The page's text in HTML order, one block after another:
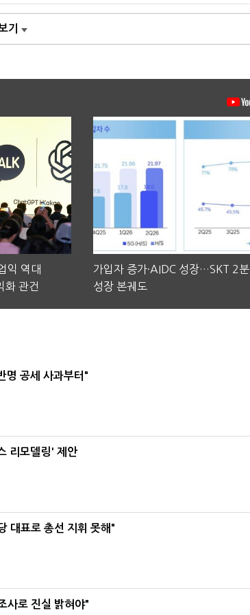
기
익 역대
화 관건
가입자 증가·AIDC 성장…SKT 2
성장 본궤도
명 공세 사과부터"
리모델링' 제안
대표로 총선 지휘 못해"
사로 진실 밝혀야"